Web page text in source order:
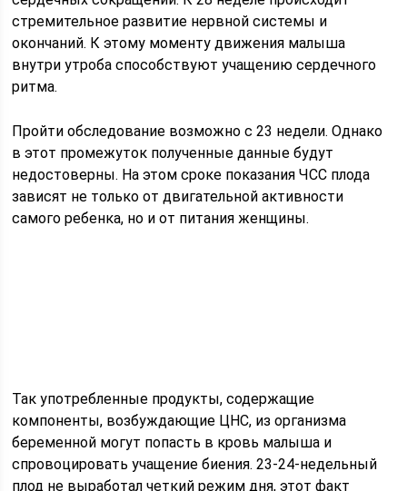
стремительное развитие нервной системы и
окончаний. К этому моменту движения малыша
внутри утроба способствуют учащению сердечного
ритма.
Пройти обследование возможно с 23 недели. Однако
в этот промежуток полученные данные будут
недостоверны. На этом сроке показания ЧСС плода
зависят не только от двигательной активности
самого ребенка, но и от питания женщины.
Так употребленные продукты, содержащие
компоненты, возбуждающие ЦНС, из организма
беременной могут попасть в кровь малыша и
спровоцировать учащение биения. 23-24-недельный
плод не выработал четкий режим дня, этот факт